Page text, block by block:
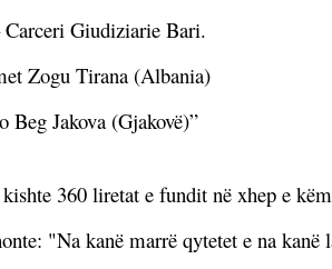
Giudiziarie Bari.
Zogu Tirana (Albania)
Beg Jakova (Gjakovë)”
360 liretat e fundit në xhep e
"Na kanë marrë qytetet e na kanë